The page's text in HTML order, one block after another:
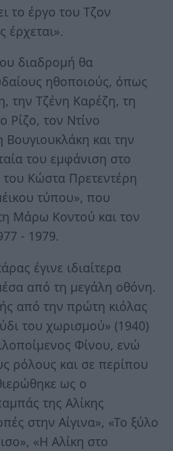
το έργο του Τζον
έρχεται».
διαδρομή θα
ηθοποιούς, όπως
την Τζένη Καρέζη, τη
Ρίζο, τον Ντίνο
και την
του εμφάνιση στο
Κώστα Πρετεντέρη
τύπου», που
Μάρω Κοντού και τον
- 1979.
έγινε ιδιαίτερα
από τη μεγάλη οθόνη.
από την πρώτη κιόλας
του χωρισμού» (1940)
Φίνου, ενώ
ρόλους και σε περίπου
ως ο
της Αλίκης
στην Αίγινα», «Το ξύλο
«Η Αλίκη στο